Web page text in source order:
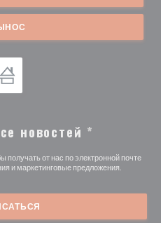
новостей *
от нас по электронной почте
и маркетинговые предложения.